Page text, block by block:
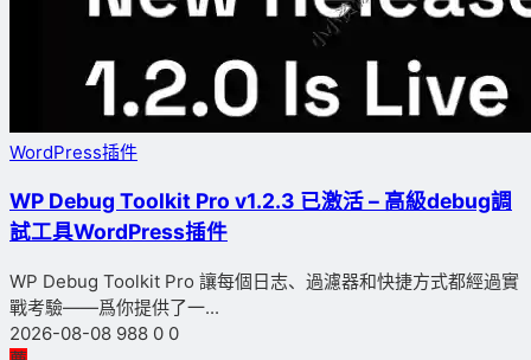
WordPress插件
WP Debug Toolkit Pro v1.2.3 已激活 – 高級debug調
試工具WordPress插件
WP Debug Toolkit Pro 讓每個日志、過濾器和快捷方式都經過實
戰考驗——爲你提供了一...
2026-08-08 988 0 0